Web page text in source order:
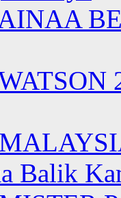
Balik